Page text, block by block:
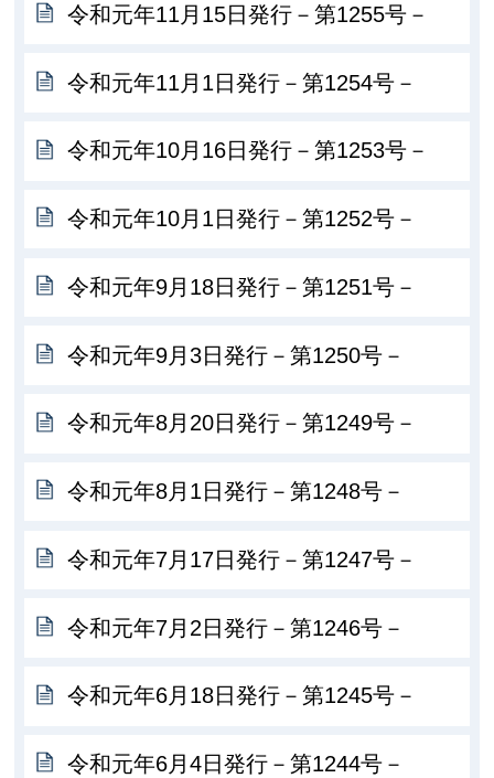
令和元年11月15日発行－第1255号－
令和元年11月1日発行－第1254号－
令和元年10月16日発行－第1253号－
令和元年10月1日発行－第1252号－
令和元年9月18日発行－第1251号－
令和元年9月3日発行－第1250号－
令和元年8月20日発行－第1249号－
令和元年8月1日発行－第1248号－
令和元年7月17日発行－第1247号－
令和元年7月2日発行－第1246号－
令和元年6月18日発行－第1245号－
令和元年6月4日発行－第1244号－